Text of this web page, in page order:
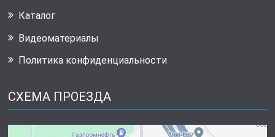
Каталог
Видеоматериалы
Политика конфиденциальности
СХЕМА ПРОЕЗДА